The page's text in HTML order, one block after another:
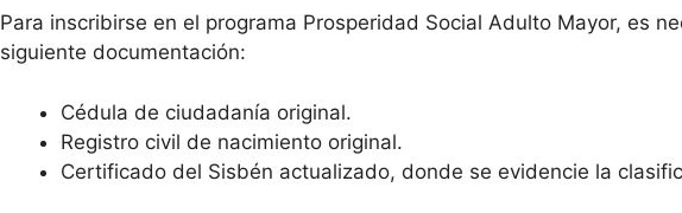
Para inscribirse en el programa Prosperidad Social Adulto Mayor, es
siguiente documentación:
Cédula de ciudadanía original.
Registro civil de nacimiento original.
Certificado del Sisbén actualizado, donde se evidencie la